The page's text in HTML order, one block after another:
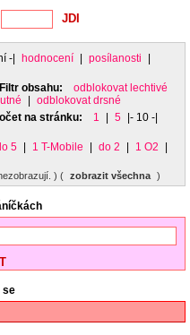
-| hodnocení posílanosti
Filtr obsahu:
odblokovat lechtivé
odblokovat drsné
na stránku: 1 5
|- 10 -|
5 1 T-Mobile do 2 1 O2
) ( zobrazit všechna )
se